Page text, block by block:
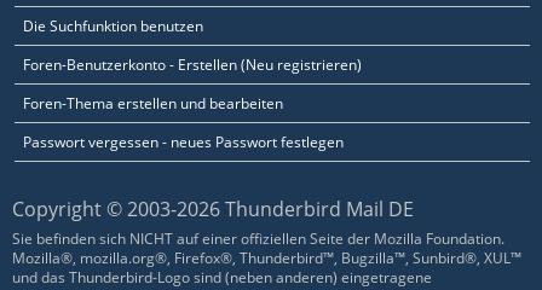
Die Suchfunktion benutzen
Foren-Benutzerkonto - Erstellen (Neu registrieren)
Foren-Thema erstellen und bearbeiten
Passwort vergessen - neues Passwort festlegen
Copyright © 2003-2026 Thunderbird Mail DE
Sie befinden sich NICHT auf einer offiziellen Seite der Mozilla Foundation.
Mozilla®, mozilla.org®, Firefox®, Thunderbird™, Bugzilla™, Sunbird®, XUL™
und das Thunderbird-Logo sind (neben anderen) eingetragene